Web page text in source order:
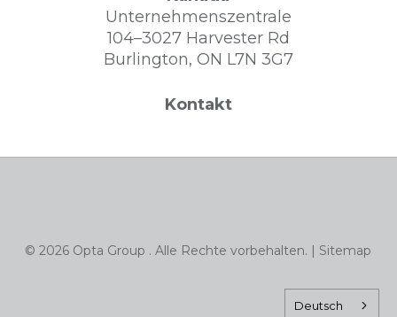
Unternehmenszentrale
104–3027 Harvester Rd
Burlington, ON L7N 3G7
Kontakt
© 2026 Opta Group . Alle Rechte vorbehalten. | Sitemap
Deutsch